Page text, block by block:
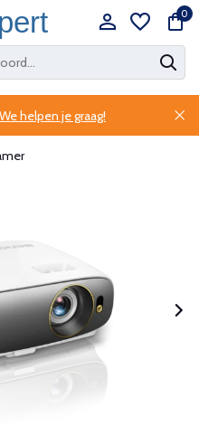
0
We helpen je graag!